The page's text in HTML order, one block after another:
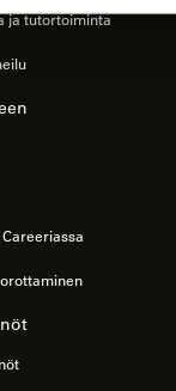
ja tutortoiminta